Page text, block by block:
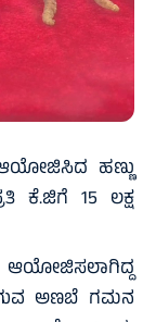
ಹಣ್ಣು
ಕೆ.ಜಿಗೆ 15 ಲಕ್ಷ
ಅಣಬೆ ಗಮನ